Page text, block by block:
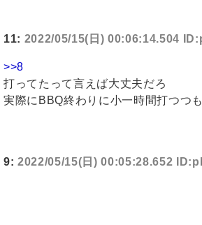
11: 2022/05/15(日) 00:06:14.504
>>8
打ってたって言えば大丈夫だろ
実際にBBQ終わりに小一時間打つつ
9: 2022/05/15(日) 00:05:28.652